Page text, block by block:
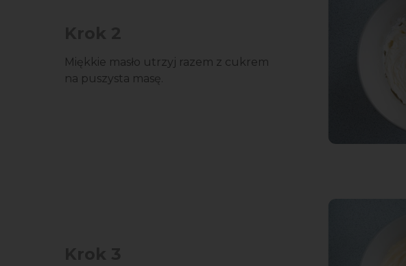
Miękkie masło utrzyj razem z cukrem
na puszysta masę.